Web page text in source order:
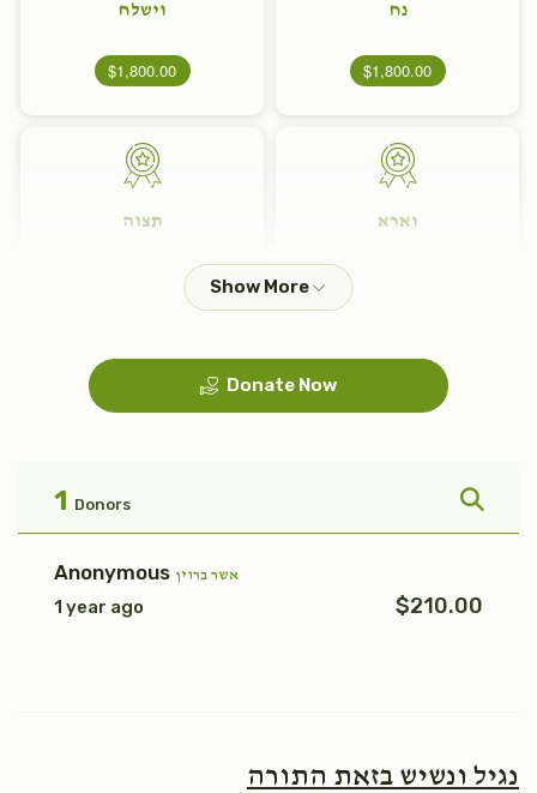
נח
$1,800.00
וישלח
$1,800.00
וארא תצוה
Donate Now
1 Donors
Anonymous אשר ברוין
1 year ago $210.00
נגיל ונשיש בזאת התורה